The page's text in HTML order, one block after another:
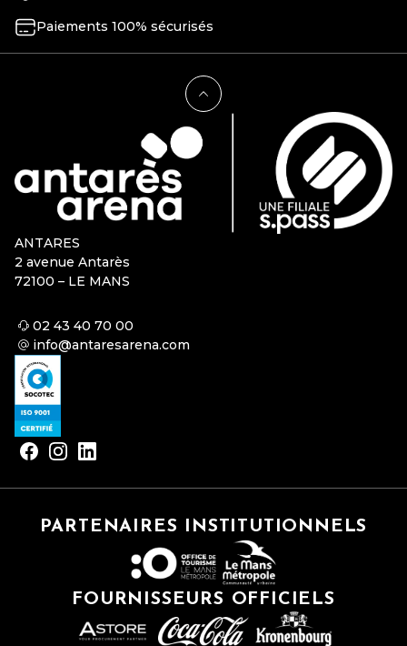
Paiements 100% sécurisés
ANTARES
2 avenue Antarès
72100 – LE MANS
02 43 40 70 00
info@antaresarena.com
PARTENAIRES INSTITUTIONNELS
FOURNISSEURS OFFICIELS